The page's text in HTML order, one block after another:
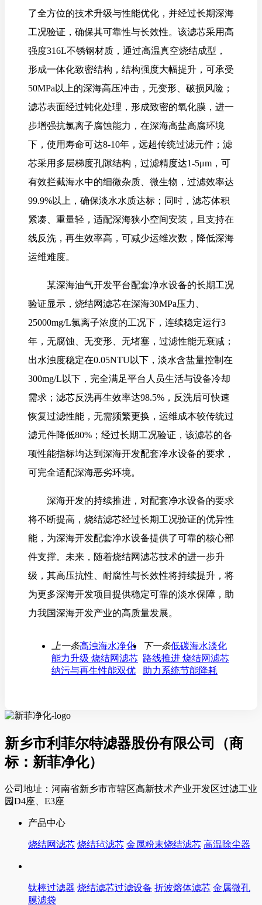
了全方位的技术升级与性能优化，并经过长期深海
工况验证，确保其可靠性与长效性。该滤芯采用高
强度316L不锈钢材质，通过高温真空烧结成型，
形成一体化致密结构，结构强度大幅提升，可承受
50MPa以上的深海高压冲击，无变形、破损风险；
滤芯表面经过钝化处理，形成致密的氧化膜，进一
步增强抗氯离子腐蚀能力，在深海高盐高腐环境
下，使用寿命可达8-10年，远超传统过滤元件；滤
芯采用多层梯度孔隙结构，过滤精度达1-5μm，可
有效拦截海水中的细微杂质、微生物，过滤效率达
99.9%以上，确保淡水水质达标；同时，滤芯体积
紧凑、重量轻，适配深海狭小空间安装，且支持在
线反洗，再生效率高，可减少运维次数，降低深海
运维难度。
某深海油气开发平台配套净水设备的长期工况
验证显示，烧结网滤芯在深海30MPa压力、
25000mg/L氯离子浓度的工况下，连续稳定运行3
年，无腐蚀、无变形、无堵塞，过滤性能无衰减；
出水浊度稳定在0.05NTU以下，淡水含盐量控制在
300mg/L以下，完全满足平台人员生活与设备冷却
需求；滤芯反洗再生效率达98.5%，反洗后可快速
恢复过滤性能，无需频繁更换，运维成本较传统过
滤元件降低80%；经过长期工况验证，该滤芯的各
项性能指标均达到深海开发配套净水设备的要求，
可完全适配深海恶劣环境。
深海开发的持续推进，对配套净水设备的要求
将不断提高，烧结滤芯经过长期工况验证的优异性
能，为深海开发配套净水设备提供了可靠的核心部
件支撑。未来，随着烧结网滤芯技术的进一步升
级，其高压抗性、耐腐性与长效性将持续提升，将
为更多深海开发项目提供稳定可靠的淡水保障，助
力我国深海开发产业的高质量发展。
上一条高浊海水净化
能力升级 烧结网滤芯
纳污与再生性能双优
下一条低碳海水淡化
路线推进 烧结网滤芯
助力系统节能降耗
新乡市利菲尔特滤器股份有限公司（商
标：新菲净化）
公司地址：河南省新乡市市辖区高新技术产业开发区过滤工业
园D4座、E3座
产品中心
烧结网滤芯 烧结毡滤芯 金属粉末烧结滤芯 高温除尘器
钛棒过滤器 烧结滤芯过滤设备 折波熔体滤芯 金属微孔
膜滤袋